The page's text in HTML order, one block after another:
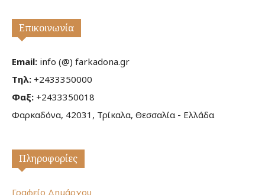
Επικοινωνία
Email: info (@) farkadona.gr
Τηλ: +2433350000
Φαξ: +2433350018
Φαρκαδόνα, 42031, Τρίκαλα, Θεσσαλία - Ελλάδα
Πληροφορίες
Γραφείο Δημάρχου